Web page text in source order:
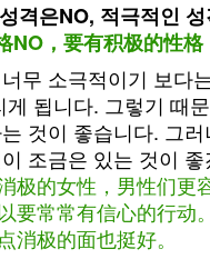
격은NO, 적극적인
NO，要有积极的性格
무 소극적이기 보다
게 됩니다. 그렇기 때
것이 좋습니다. 그
조금은 있는 것이 좋
极的女性，男性们更
要常常有信心的行动
消极的面也挺好。